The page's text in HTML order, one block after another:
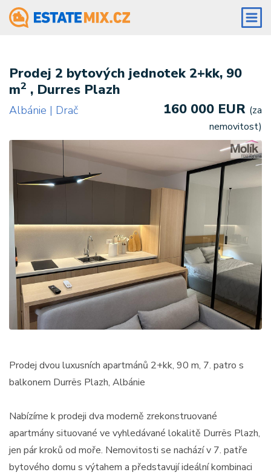
Prodej 2 bytových jednotek 2+kk, 90
m2 , Durres Plazh
Albánie | Drač 160 000 EUR (za
nemovitost)
Prodej dvou luxusních apartmánů 2+kk, 90 m, 7. patro s
balkonem Durrës Plazh, Albánie
Nabízíme k prodeji dva moderně zrekonstruované
apartmány situované ve vyhledávané lokalitě Durrës Plazh,
jen pár kroků od moře. Nemovitosti se nachází v 7. patře
bytového domu s výtahem a představují ideální kombinaci